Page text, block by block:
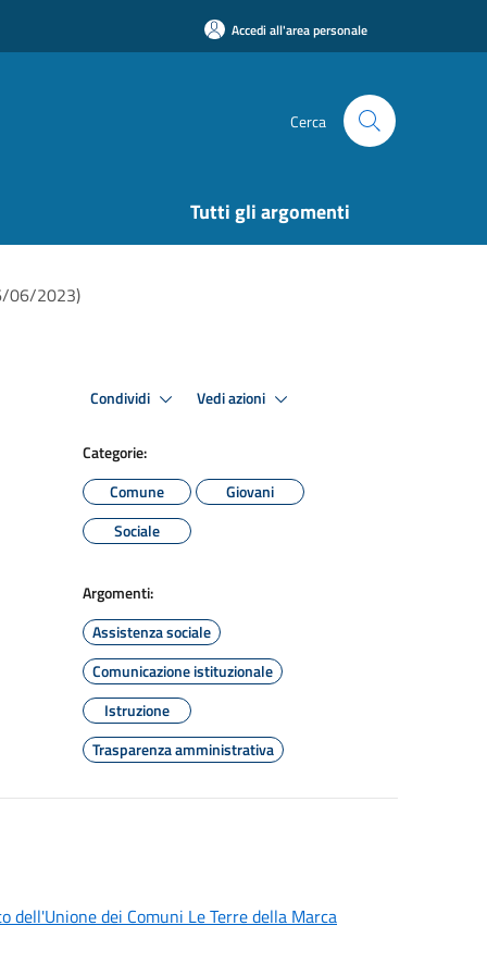
Accedi all'area personale
Cerca
Tutti gli argomenti
06/2023)
Condividi Vedi azioni
Categorie:
Comune
Giovani
Sociale
Argomenti:
Assistenza sociale
Comunicazione istituzionale
Istruzione
Trasparenza amministrativa
dell'Unione dei Comuni Le Terre della Marca